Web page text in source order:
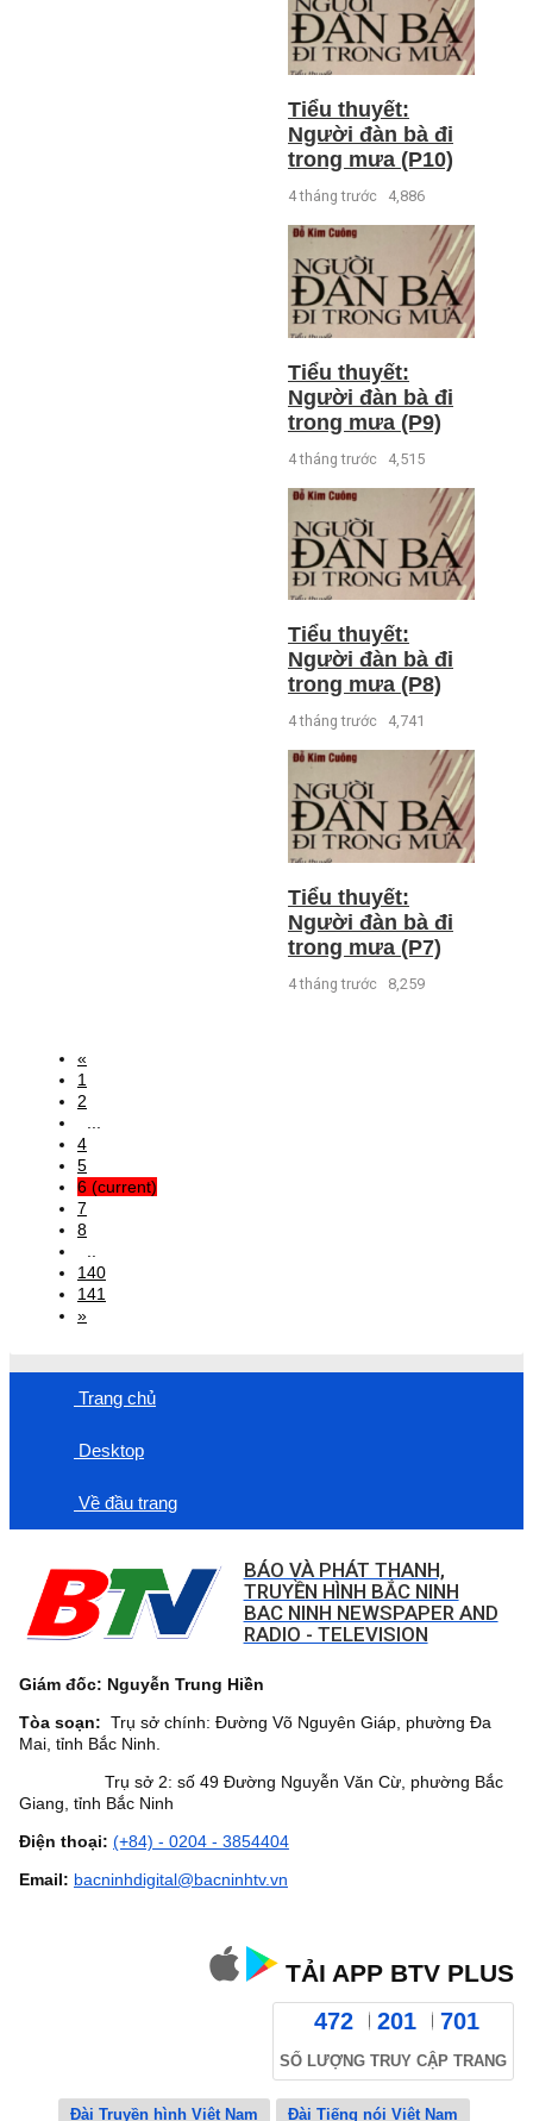
Tiểu thuyết:
Người đàn bà đi
trong mưa (P10)
4 tháng trước 4,886
Tiểu thuyết:
Người đàn bà đi
trong mưa (P9)
4 tháng trước 4,515
Tiểu thuyết:
Người đàn bà đi
trong mưa (P8)
4 tháng trước 4,741
Tiểu thuyết:
Người đàn bà đi
trong mưa (P7)
4 tháng trước 8,259
«
1
2
4
5
6 (current)
7
8
140
141
»
Trang chủ
Desktop
Về đầu trang
BÁO VÀ PHÁT THANH,
TRUYỀN HÌNH BẮC NINH
BAC NINH NEWSPAPER AND
RADIO - TELEVISION
Giám đốc: Nguyễn Trung Hiền
Tòa soạn: Trụ sở chính: Đường Võ Nguyên Giáp, phường Đa
Mai, tỉnh Bắc Ninh.
Trụ sở 2: số 49 Đường Nguyễn Văn Cừ, phường Bắc
Giang, tỉnh Bắc Ninh
Điện thoại: (+84) - 0204 - 3854404
Email: bacninhdigital@bacninhtv.vn
TẢI APP BTV PLUS
472 201 701
SỐ LƯỢNG TRUY CẬP TRANG
Đài Truyền hình Việt Nam Đài Tiếng nói Việt Nam